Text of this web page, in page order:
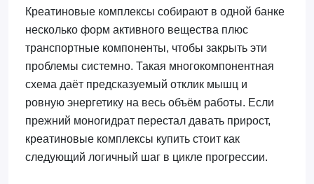
Креатиновые комплексы собирают в одной банке
несколько форм активного вещества плюс
транспортные компоненты, чтобы закрыть эти
проблемы системно. Такая многокомпонентная
схема даёт предсказуемый отклик мышц и
ровную энергетику на весь объём работы. Если
прежний моногидрат перестал давать прирост,
креатиновые комплексы купить стоит как
следующий логичный шаг в цикле прогрессии.